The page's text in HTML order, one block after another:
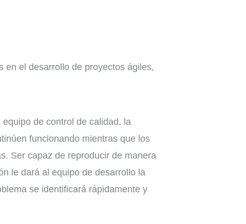
en el desarrollo de proyectos ágiles,
de control de calidad, la
funcionando mientras que los
Ser capaz de reproducir de manera
le dará al equipo de desarrollo la
se identificará rápidamente y